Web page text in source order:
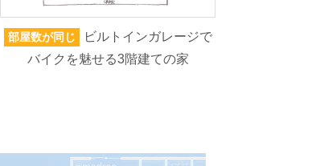
部屋数が同じ
ビルトインガレージで
バイクを魅せる3階建ての家